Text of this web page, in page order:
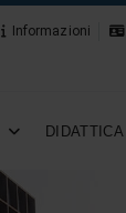
Informazioni
DIDATTICA